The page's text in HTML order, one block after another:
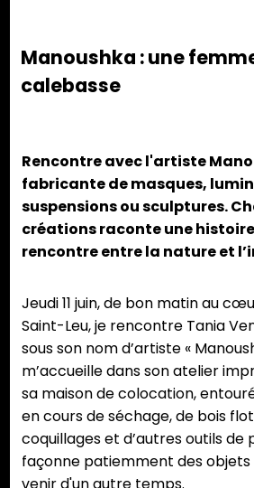
Manoushka : une
calebasse
Rencontre avec l'artiste
fabricante de masques,
suspensions ou sculptures.
créations raconte une
rencontre entre la nature et
Jeudi 11 juin, de bon matin au
Saint-Leu, je rencontre Tania
sous son nom d’artiste «
m’accueille dans son atelier
sa maison de colocation,
en cours de séchage, de bois
coquillages et d’autres outils de
façonne patiemment des objets